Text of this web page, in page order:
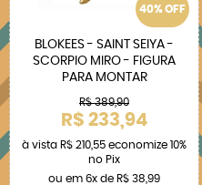
40% OFF
BLOKEES - SAINT SEIYA -
SCORPIO MIRO - FIGURA
PARA MONTAR
R$ 389,90
R$ 233,94
à vista R$ 210,55 economize 10%
no Pix
ou em 6x de R$ 38,99